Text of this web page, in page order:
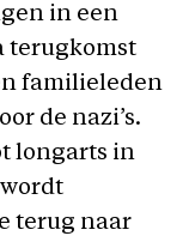
in een
terugkomst
familieleden
de nazi’s.
longarts in
terug naar